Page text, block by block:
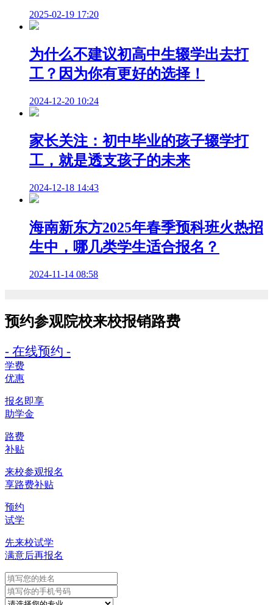
2025-02-19 17:20
为什么不建议初高中生辍学出去打
工？因为你有更好的选择！
2024-12-20 10:24
家长关注：初中毕业的孩子辍学打
工，就是透支孩子的未来
2024-12-18 14:43
海南新东方2025年春季预科班火热招
生中，哪几类学生适合报名？
2024-11-14 08:58
预约参观院校来校报销路费
- 在线预约 -
学费
优惠
报名即享
助学金
路费
补贴
来校参观报名
享路费补贴
预约
试学
先来校试学
满意后再报名